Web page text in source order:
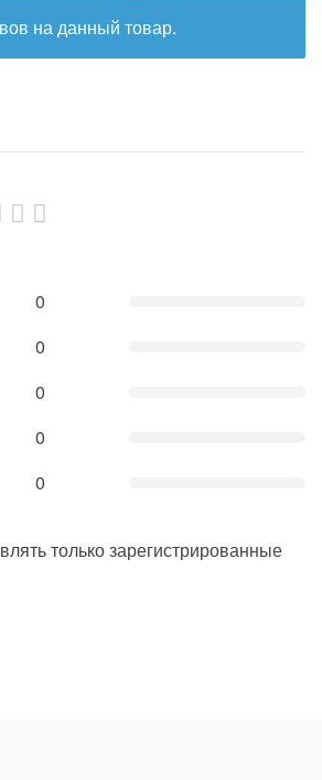
на данный товар.
0
0
0
0
0
только зарегистрированные